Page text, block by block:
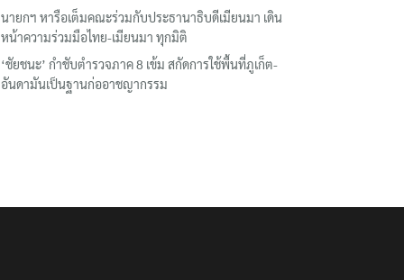
นายกฯ หารือเต็มคณะร่วมกับประธานาธิบดีเมียนมา เดิน
หน้าความร่วมมือไทย-เมียนมา ทุกมิติ
‘ชัยชนะ’ กำชับตำรวจภาค 8 เข้ม สกัดการใช้พื้นที่ภูเก็ต-
อันดามันเป็นฐานก่ออาชญากรรม